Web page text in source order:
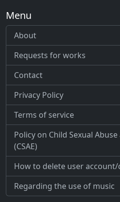
Menu
About
Requests for works
Contact
Privacy Policy
Terms of service
Policy on Child Sexual
(CSAE)
How to delete user account/
Regarding the use of music